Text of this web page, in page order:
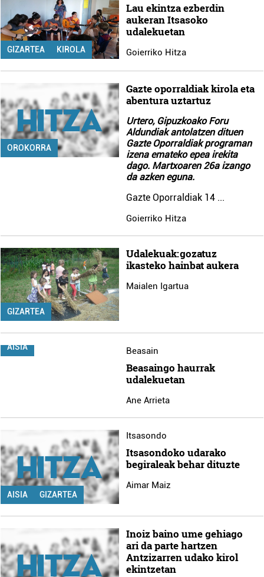
GIZARTEA KIROLA
Lau ekintza ezberdin
aukeran Itsasoko
udalekuetan
Goierriko Hitza
OROKORRA
Gazte oporraldiak kirola eta
abentura uztartuz
Urtero, Gipuzkoako Foru
Aldundiak antolatzen dituen
Gazte Oporraldiak programan
izena emateko epea irekita
dago. Martxoaren 26a izango
da azken eguna.
Gazte Oporraldiak 14 ...
Goierriko Hitza
GIZARTEA
Udalekuak: gozatuz
ikasteko hainbat aukera
Maialen Igartua
AISIA Beasain
Beasaingo haurrak
udalekuetan
Ane Arrieta
AISIA GIZARTEA
Itsasondo
Itsasondoko udarako
begiraleak behar dituzte
Aimar Maiz
Inoiz baino ume gehiago
ari da parte hartzen
Antzizarren udako kirol
ekintzetan